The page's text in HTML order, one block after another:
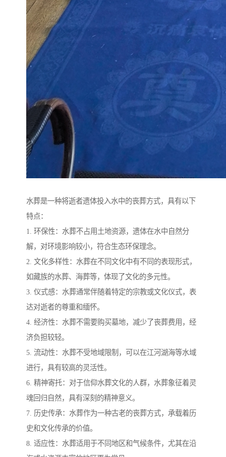
水葬是一种将逝者遗体投入水中的丧葬方式，具有以下
特点：
1. 环保性：水葬不占用土地资源，遗体在水中自然分
解，对环境影响较小，符合生态环保理念。
2. 文化多样性：水葬在不同文化中有不同的表现形式，
如藏族的水葬、海葬等，体现了文化的多元性。
3. 仪式感：水葬通常伴随着特定的宗教或文化仪式，表
达对逝者的尊重和缅怀。
4. 经济性：水葬不需要购买墓地，减少了丧葬费用，经
济负担较轻。
5. 流动性：水葬不受地域限制，可以在江河湖海等水域
进行，具有较高的灵活性。
6. 精神寄托：对于信仰水葬文化的人群，水葬象征着灵
魂回归自然，具有深刻的精神意义。
7. 历史传承：水葬作为一种古老的丧葬方式，承载着历
史和文化传承的价值。
8. 适应性：水葬适用于不同地区和气候条件，尤其在沿